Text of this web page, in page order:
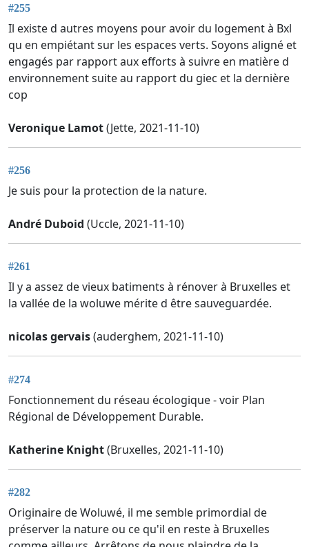
#255
Il existe d autres moyens pour avoir du logement à Bxl
qu en empiétant sur les espaces verts. Soyons aligné et
engagés par rapport aux efforts à suivre en matière d
environnement suite au rapport du giec et la dernière
cop
Veronique Lamot(Jette, 2021-11-10)
#256
Je suis pour la protection de la nature.
André Duboid (Uccle, 2021-11-10)
#261
Il y a assez de vieux batiments à rénover à Bruxelles et
la vallée de la woluwe mérite d être sauveguardée.
nicolas gervais(auderghem, 2021-11-10)
#274
Fonctionnement du réseau écologique - voir Plan
Régional de Développement Durable.
Katherine Knight(Bruxelles, 2021-11-10)
#282
Originaire de Woluwé, il me semble primordial de
préserver la nature ou ce qu'il en reste à Bruxelles